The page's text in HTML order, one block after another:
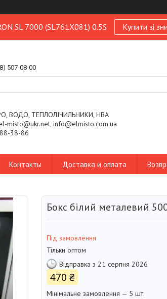
SL 7000 (SL761X081) 0.5S Купити зі
507-08-00
ВОДО, ТЕПЛОЛІЧИЛЬНИКИ, НВА
misto@ukr.net, info@elmisto.com.ua
38-86
Контакты Доставка и оплата
Бокс білий металевий
Під замовлення
Тільки оптом
Відправка з 21 серпня 2026
470 ₴
Мінімальне замовлення — 5 шт.